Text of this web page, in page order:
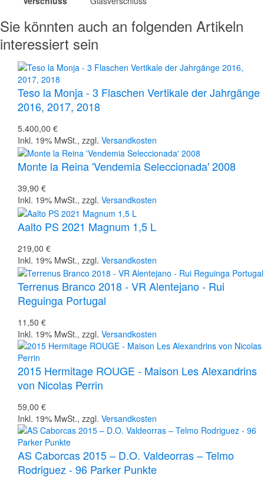
Sie könnten auch an folgenden Artikeln
interessiert sein
Teso la Monja - 3 Flaschen Vertikale der Jahrgänge
2016, 2017, 2018
5.400,00 €
Inkl. 19% MwSt., zzgl. Versandkosten
Monte la Reina 'Vendemia Seleccionada' 2008
39,90 €
Inkl. 19% MwSt., zzgl. Versandkosten
Aalto PS 2021 Magnum 1,5 L
219,00 €
Inkl. 19% MwSt., zzgl. Versandkosten
Terrenus Branco 2018 - VR Alentejano - Rui
Reguinga Portugal
11,50 €
Inkl. 19% MwSt., zzgl. Versandkosten
2015 Hermitage ROUGE - Maison Les Alexandrins
von Nicolas Perrin
59,00 €
Inkl. 19% MwSt., zzgl. Versandkosten
AS Caborcas 2015 – D.O. Valdeorras – Telmo
Rodriguez - 96 Parker Punkte